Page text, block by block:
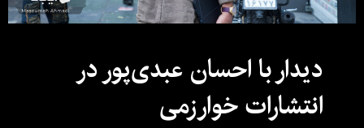
دیدار با احسان عبدی‌پور در
انتشارات خوارزمی